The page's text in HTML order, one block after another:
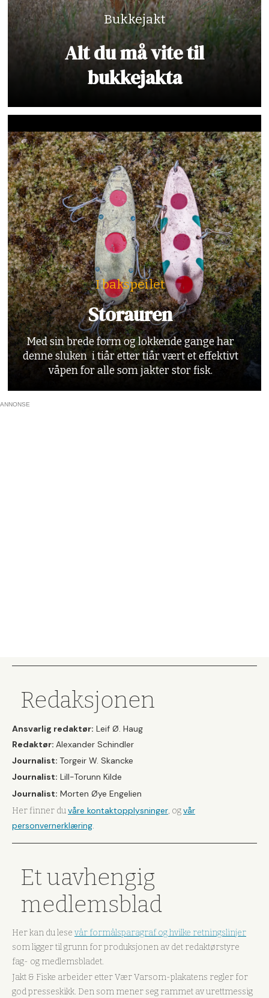
Bukkejakt
Alt du må vite til
bukkejakta
I bakspeilet
Storauren
Med sin brede form og lokkende gange har
denne sluken i tiår etter tiår vært et effektivt
våpen for alle som jakter stor fisk.
ANNONSE
Redaksjonen
Ansvarlig redaktør: Leif Ø. Haug
Redaktør: Alexander Schindler
Journalist: Torgeir W. Skancke
Journalist: Lill-Torunn Kilde
Journalist: Morten Øye Engelien
Her finner duvåre kontaktopplysninger, ogvår
personvernerklæring.
Et uavhengig
medlemsblad
Her kan du lese vår formålsparagraf og hvilke retningslinjer
som ligger til grunn for produksjonen av det redaktørstyre
fag- og medlemsbladet.
Jakt & Fiske arbeider etter Vær Varsom-plakatens regler for
god presseskikk. Den som mener seg rammet av urettmessig